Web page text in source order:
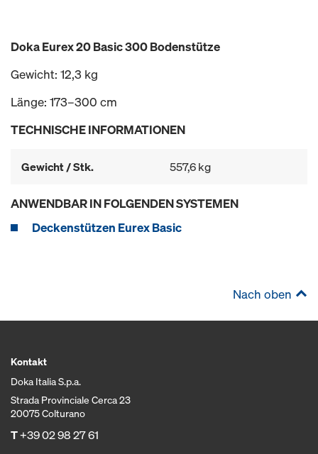
Doka Eurex 20 Basic 300 Bodenstütze
Gewicht: 12,3 kg
Länge: 173–300 cm
TECHNISCHE INFORMATIONEN
Gewicht / Stk. 557,6 kg
ANWENDBAR IN FOLGENDEN SYSTEMEN
Deckenstützen Eurex Basic
Nach oben
Kontakt
Doka Italia S.p.a.
Strada Provinciale Cerca 23
20075 Colturano
T+39 02 98 27 61